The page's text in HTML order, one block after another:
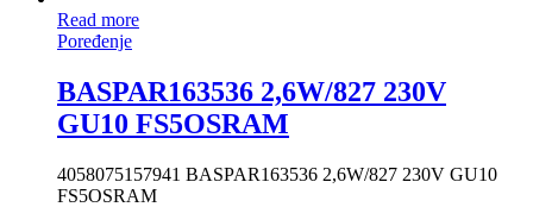
Read more
Poređenje
BASPAR163536 2,6W/827 230V
GU10 FS5OSRAM
4058075157941 BASPAR163536 2,6W/827 230V GU10
FS5OSRAM